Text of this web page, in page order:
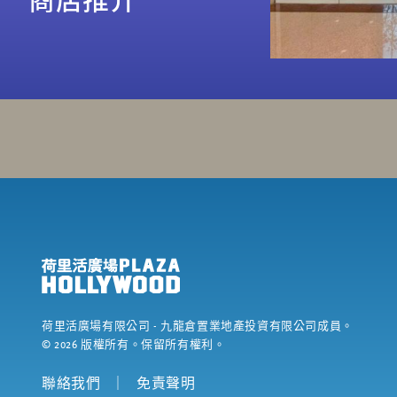
荷里活廣場有限公司 - 九龍倉置業地產投資有限公司成員。
©2026 版權所有。保留所有權利。
聯絡我們 ｜ 免責聲明